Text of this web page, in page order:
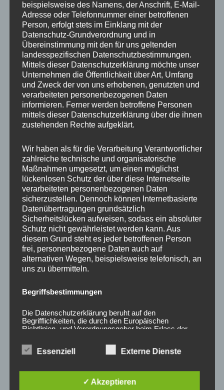
20x Radmutter M12 x
1,25 x 35 mm
Kegelbund 60° Rot
Bewertet
mit
20x Radmutter M12 x
1,25 x 35 mm
Kegelbund 60° Neo
Bewertet
mit
0
5
20x Radmutter LUG
NUTS OFFEN M12 x
Kegelbund 60° Neo
60,00€ *
Bewertet
mit
5
35,00€ *
0
von
beispielsweise des Namens, der Anschrift, E-Mail-
Adresse oder Telefonnummer einer betroffenen
Person, erfolgt stets im Einklang mit der
Datenschutz-Grundverordnung und in
Übereinstimmung mit den für uns geltenden
landesspezifischen Datenschutzbestimmungen.
Mittels dieser Datenschutzerklärung möchte unser
Unternehmen die Öffentlichkeit über Art, Umfang
und Zweck der von uns erhobenen, genutzten und
verarbeiteten personenbezogenen Daten
informieren. Ferner werden betroffene Personen
mittels dieser Datenschutzerklärung über die ihnen
zustehenden Rechte aufgeklärt.
Wir haben als für die Verarbeitung Verantwortlicher
zahlreiche technische und organisatorische
Maßnahmen umgesetzt, um einen möglichst
lückenlosen Schutz der über diese Internetseite
verarbeiteten personenbezogenen Daten
sicherzustellen. Dennoch können Internetbasierte
Datenübertragungen grundsätzlich
Sicherheitslücken aufweisen, sodass ein absoluter
Schutz nicht gewährleistet werden kann. Aus
diesem Grund steht es jeder betroffenen Person
frei, personenbezogene Daten auch auf
alternativen Wegen, beispielsweise telefonisch, an
uns zu übermitteln.
Begriffsbestimmungen
Die Datenschutzerklärung beruht auf den
Begrifflichkeiten, die durch den Europäischen
Richtlinien- und Verordnungsgeber beim Erlass der
wurden. Unsere Datenschutzerklärung soll sowohl für
die Öffentlichkeit als auch für unsere Kunden und
Um dies zu gewährleisten, möchten wir vorab die
verwendeten Begrifflichkeiten erläutern.
Essenziell Externe Dienste
✓ Akzeptieren